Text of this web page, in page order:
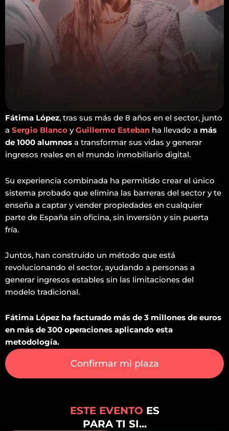
Fátima López, tras sus más de 8 años en el sector, junto
a Sergio Blanco yGuillermo Esteban ha llevado a más
de 1000 alumnos a transformar sus vidas y generar
ingresos reales en el mundo inmobiliario digital.
Su experiencia combinada ha permitido crear el único
sistema probado que elimina las barreras del sector y te
enseña a captar y vender propiedades en cualquier
parte de España sin oficina, sin inversión y sin puerta
fría.
Juntos, han construido un método que está
revolucionando el sector, ayudando a personas a
generar ingresos estables sin las limitaciones del
modelo tradicional.
Fátima López ha facturado más de 3 millones de euros
en más de 300 operaciones aplicando esta
metodología.
Confirmar mi plaza
ESTE EVENTO ES
PARA TI SI...